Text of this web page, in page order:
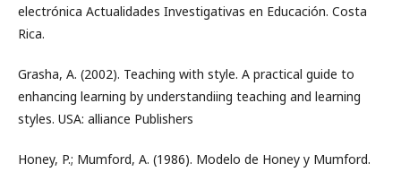
electrónica Actualidades Investigativas en Educación. Costa
Rica.
Grasha, A. (2002). Teaching with style. A practical guide to
enhancing learning by understandiing teaching and learning
styles. USA: alliance Publishers
Honey, P.; Mumford, A. (1986). Modelo de Honey y Mumford.